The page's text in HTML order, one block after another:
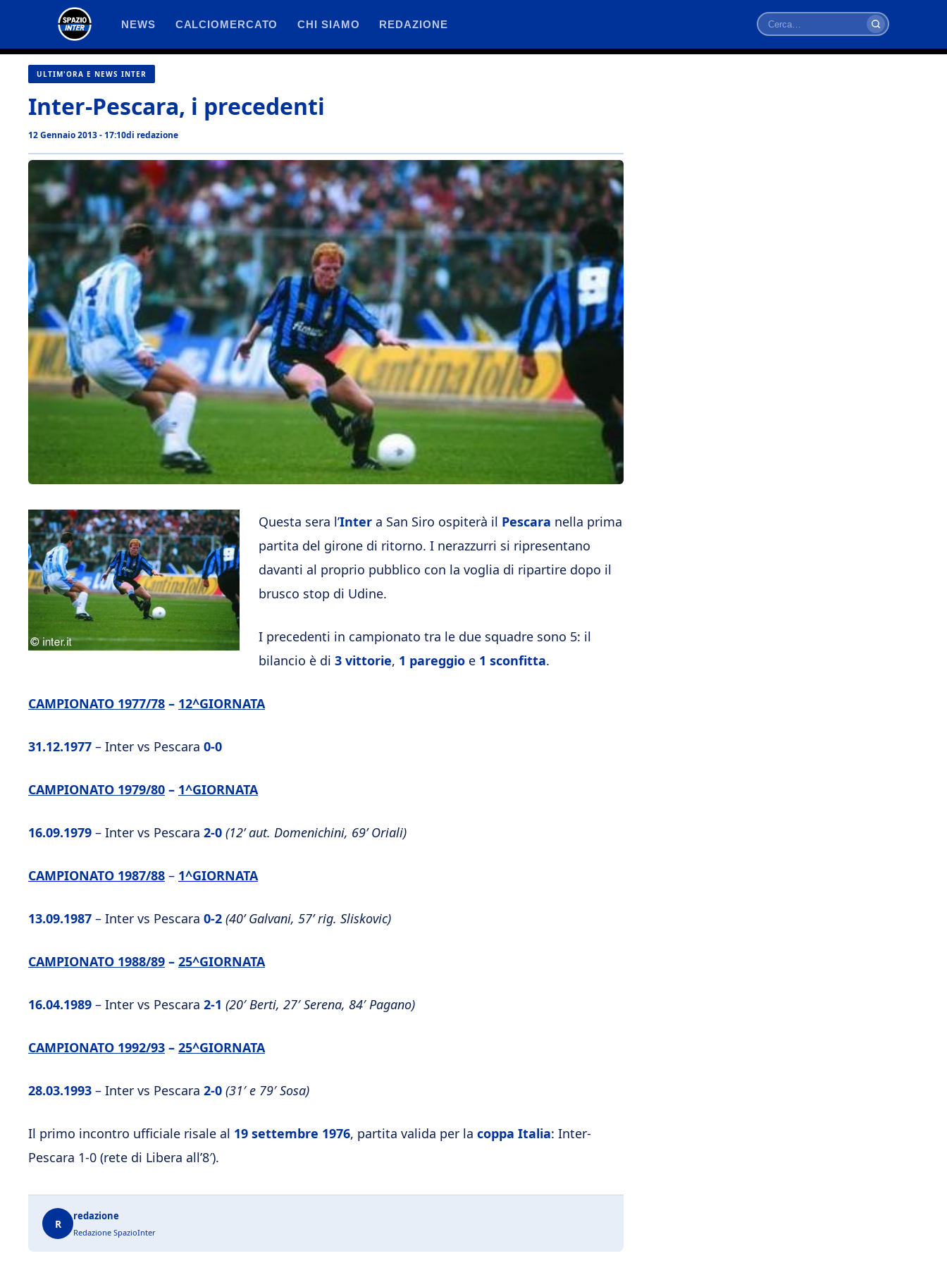
contenuto
NEWS CALCIOMERCATO CHI SIAMO REDAZIONE
Cerca
ULTIM'ORA E NEWS INTER
Inter-Pescara, i precedenti
12 Gennaio 2013 - 17:10di redazione
Questa sera l’Inter a San Siro ospiterà il Pescara nella prima
partita del girone di ritorno. I nerazzurri si ripresentano
davanti al proprio pubblico con la voglia di ripartire dopo il
brusco stop di Udine.
I precedenti in campionato tra le due squadre sono 5: il
bilancio è di 3 vittorie, 1 pareggio e 1 sconfitta.
CAMPIONATO 1977/78 – 12^GIORNATA
31.12.1977 – Inter vs Pescara 0-0
CAMPIONATO 1979/80 – 1^GIORNATA
16.09.1979 – Inter vs Pescara 2-0 (12’ aut. Domenichini, 69’ Oriali)
CAMPIONATO 1987/88 – 1^GIORNATA
13.09.1987 – Inter vs Pescara 0-2 (40’ Galvani, 57’ rig. Sliskovic)
CAMPIONATO 1988/89 – 25^GIORNATA
16.04.1989 – Inter vs Pescara 2-1 (20′ Berti, 27′ Serena, 84′ Pagano)
CAMPIONATO 1992/93 – 25^GIORNATA
28.03.1993 – Inter vs Pescara 2-0 (31′ e 79′ Sosa)
Il primo incontro ufficiale risale al 19 settembre 1976, partita valida per la coppa Italia: Inter-
Pescara 1-0 (rete di Libera all’8′).
R
redazione
Redazione SpazioInter